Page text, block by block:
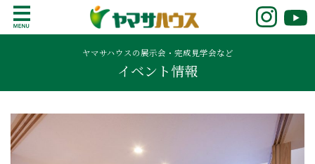
o
鹿児島で注文住宅ならヤマサハウス
新築の注文住宅や建売モデルハウスをお探し
の方はこちら。鹿児島県内で11年連続ナンバ
ーワンの実績を誇る、絆の家でおなじみの
ヤマサハウス。展示場情報や家づくりのこだ
ヤマサハウスの展示会・完成見学会など
イベント情報